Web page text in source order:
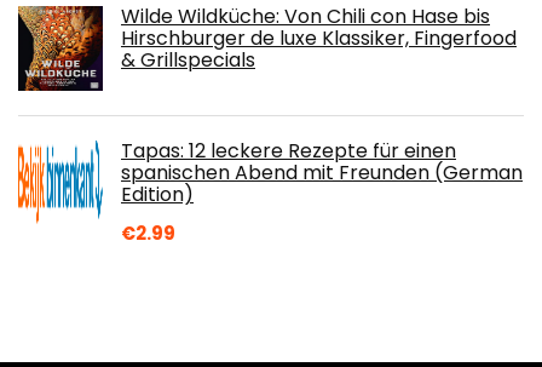
Wilde Wildküche: Von Chili con Hase bis
Hirschburger de luxe Klassiker, Fingerfood
& Grillspecials
Tapas: 12 leckere Rezepte für einen
spanischen Abend mit Freunden (German
Edition)
€2.99